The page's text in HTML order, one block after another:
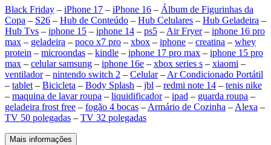
Black Friday – iPhone 17 – iPhone 16 – Álbum de Figurinhas da
Copa – S26 – Hub de Conteúdo – Hub Celulares – Hub Geladeira –
Hub Tvs – iphone 15 – iphone 14 – ps5 – Air Fryer– iphone 16 pro
max – geladeira – poco x7 pro – xbox – iphone – creatina – whey
protein – microondas – kindle – iphone 17 pro max – iphone 15 pro
max – celular samsung – iphone 16e – xbox series s – xiaomi –
ventilador– nintendo switch 2 – Celular– Ar Condicionado Portátil
– tablet – Bicicleta – Body Splash – jbl – redmi note 14 – tenis nike
– maquina de lavar roupa – liquidificador– ipad – guarda roupa –
geladeira frost free – fogão 4 bocas – Armário de Cozinha – Alexa –
TV 50 polegadas – TV 32 polegadas
Mais informações